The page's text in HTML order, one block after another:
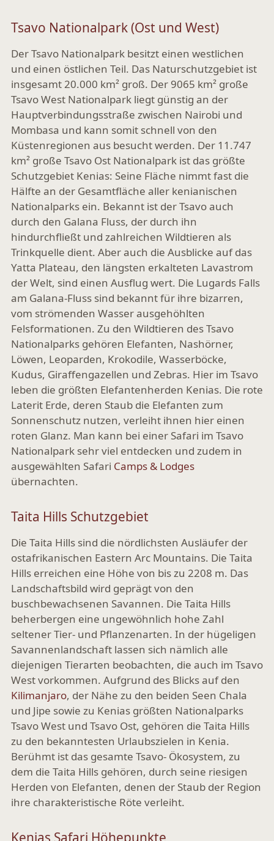
Tsavo Nationalpark (Ost und West)
Der Tsavo Nationalpark besitzt einen westlichen
und einen östlichen Teil. Das Naturschutzgebiet ist
insgesamt 20.000 km² groß. Der 9065 km² große
Tsavo West Nationalpark liegt günstig an der
Hauptverbindungsstraße zwischen Nairobi und
Mombasa und kann somit schnell von den
Küstenregionen aus besucht werden. Der 11.747
km² große Tsavo Ost Nationalpark ist das größte
Schutzgebiet Kenias: Seine Fläche nimmt fast die
Hälfte an der Gesamtfläche aller kenianischen
Nationalparks ein. Bekannt ist der Tsavo auch
durch den Galana Fluss, der durch ihn
hindurchfließt und zahlreichen Wildtieren als
Trinkquelle dient. Aber auch die Ausblicke auf das
Yatta Plateau, den längsten erkalteten Lavastrom
der Welt, sind einen Ausflug wert. Die Lugards Falls
am Galana-Fluss sind bekannt für ihre bizarren,
vom strömenden Wasser ausgehöhlten
Felsformationen. Zu den Wildtieren des Tsavo
Nationalparks gehören Elefanten, Nashörner,
Löwen, Leoparden, Krokodile, Wasserböcke,
Kudus, Giraffengazellen und Zebras. Hier im Tsavo
leben die größten Elefantenherden Kenias. Die rote
Laterit Erde, deren Staub die Elefanten zum
Sonnenschutz nutzen, verleiht ihnen hier einen
roten Glanz. Man kann bei einer Safari im Tsavo
Nationalpark sehr viel entdecken und zudem in
ausgewählten Safari Camps & Lodges
übernachten.
Taita Hills Schutzgebiet
Die Taita Hills sind die nördlichsten Ausläufer der
ostafrikanischen Eastern Arc Mountains. Die Taita
Hills erreichen eine Höhe von bis zu 2208 m. Das
Landschaftsbild wird geprägt von den
buschbewachsenen Savannen. Die Taita Hills
beherbergen eine ungewöhnlich hohe Zahl
seltener Tier- und Pflanzenarten. In der hügeligen
Savannenlandschaft lassen sich nämlich alle
diejenigen Tierarten beobachten, die auch im Tsavo
West vorkommen. Aufgrund des Blicks auf den
Kilimanjaro, der Nähe zu den beiden Seen Chala
und Jipe sowie zu Kenias größten Nationalparks
Tsavo West und Tsavo Ost, gehören die Taita Hills
zu den bekanntesten Urlaubszielen in Kenia.
Berühmt ist das gesamte Tsavo- Ökosystem, zu
dem die Taita Hills gehören, durch seine riesigen
Herden von Elefanten, denen der Staub der Region
ihre charakteristische Röte verleiht.
Kenias Safari Höhepunkte